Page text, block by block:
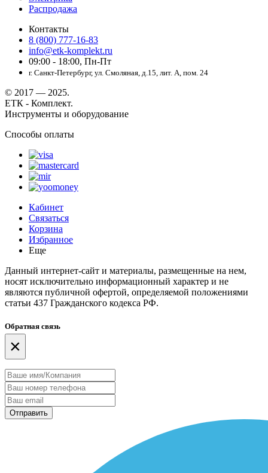
Распродажа
Контакты
8 (800) 777-16-83
info@etk-komplekt.ru
09:00 - 18:00, Пн-Пт
г. Санкт-Петербург, ул. Смоляная, д.15, лит. А, пом. 24
© 2017 — 2025.
ЕТК - Комплект.
Инструменты и оборудование
Способы оплаты
Кабинет
Связаться
Корзина
Избранное
Еще
Данный интернет-сайт и материалы, размещенные на нем,
носят исключительно информационный характер и не
являются публичной офертой, определяемой положениями
статьи 437 Гражданского кодекса РФ.
Обратная связь
×
Отправить